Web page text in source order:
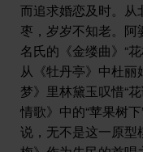
而追求婚恋及时。从
枣，岁岁不知老。阿
名氏的《金缕曲》“
从《牡丹亭》中杜丽
梦》里林黛玉叹惜“
情歌》中的“苹果树
说，无不是这一原型